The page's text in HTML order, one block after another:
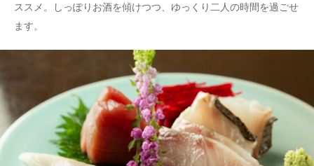
ススメ。しっぽりお酒を傾けつつ、ゆっくり二人の時間を過ごせ
ます。